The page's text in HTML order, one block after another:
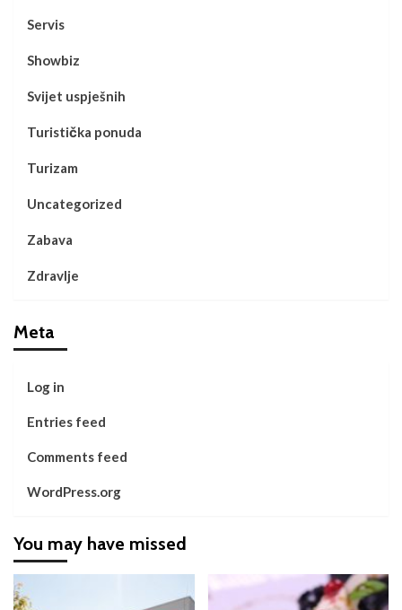
Servis
Showbiz
Svijet uspješnih
Turistička ponuda
Turizam
Uncategorized
Zabava
Zdravlje
Meta
Log in
Entries feed
Comments feed
WordPress.org
You may have missed